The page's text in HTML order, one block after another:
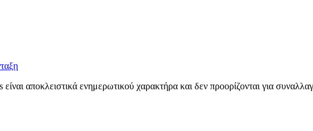
αποκλειστικά ενημερωτικού χαρακτήρα και δεν προορίζονται για